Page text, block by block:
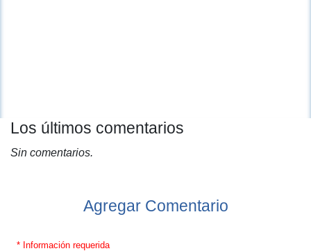
Los últimos comentarios
Sin comentarios.
Agregar Comentario
* Información requerida